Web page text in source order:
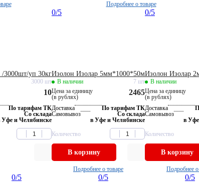
Подробнее о товаре
/3000шт/уп 30кг
3000 шт
10
По тарифам ТК
Со склада
Уфе и Челябинске
0/5
Изолон Изолар 5мм*1000*50м
В наличии
7 шт
Цена за единицу
(в рублях)
2465
Доставка
По тарифам ТК
Самовывоз
Со склада
в Уфе и Челябинске
Количество
В корзину
Подробнее о товаре
0/5
Изолон Изолар
В наличии
Цена за единицу
(в рублях)
Доставка
Самовывоз
в
Количество
В корзину
Подробнее о
0/5 0/5 0/5